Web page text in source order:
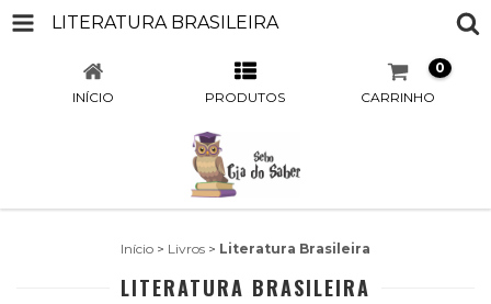
LITERATURA BRASILEIRA
INÍCIO PRODUTOS CARRINHO
0
Início > Livros > Literatura Brasileira
LITERATURA BRASILEIRA